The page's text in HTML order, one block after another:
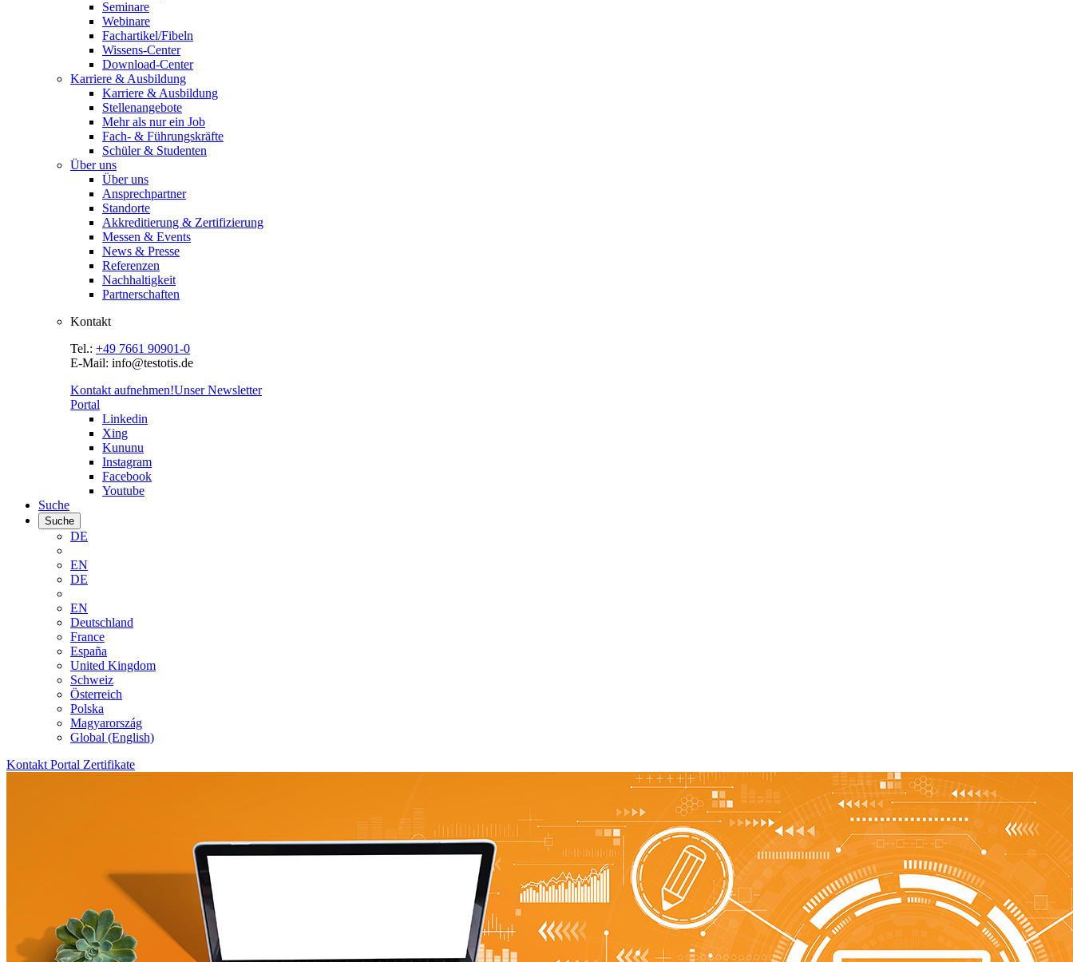
Seminare
Webinare
Fachartikel/Fibeln
Wissens-Center
Download-Center
Karriere & Ausbildung
Karriere & Ausbildung
Stellenangebote
Mehr als nur ein Job
Fach- & Führungskräfte
Schüler & Studenten
Über uns
Über uns
Ansprechpartner
Standorte
Akkreditierung & Zertifizierung
Messen & Events
News & Presse
Referenzen
Nachhaltigkeit
Partnerschaften
Kontakt
Tel.: +49 7661 90901-0
E-Mail: info@testotis.de
Kontakt aufnehmen!Unser Newsletter
Portal
Linkedin
Xing
Kununu
Instagram
Facebook
Youtube
Suche
Suche
DE
EN
DE
EN
Deutschland
France
España
United Kingdom
Schweiz
Österreich
Polska
Magyarország
Global (English)
Kontakt Portal Zertifikate